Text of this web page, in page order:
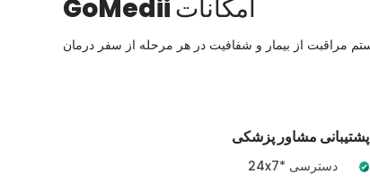
GoMediiامکانات
پشتیبانی مشاور پزشکی